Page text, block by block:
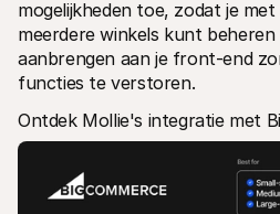
mogelijkheden toe, zodat je
meerdere winkels kunt
aanbrengen aan je front-end
functies te verstoren.
Ontdek Mollie's integratie met